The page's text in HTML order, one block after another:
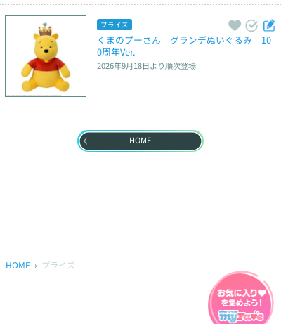
プライズ
くまのプーさん　グランデぬいぐるみ　10
0周年Ver.
2026年9月18日より順次登場
HOME
HOME プライズ